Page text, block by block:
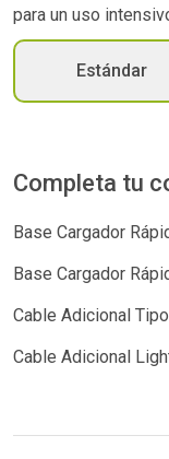
para un uso
Estándar
Completa tu
Base Cargador
Base Cargador
Cable Adicional
Cable Adicional